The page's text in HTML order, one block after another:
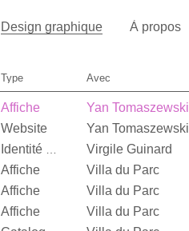
Design graphique À propos
Type Avec
Affiche
Yan Tomaszewski
Website
Yan Tomaszewski
Virgile Guinard
Affiche
Villa du Parc
Affiche
Villa du Parc
Affiche
Villa du Parc